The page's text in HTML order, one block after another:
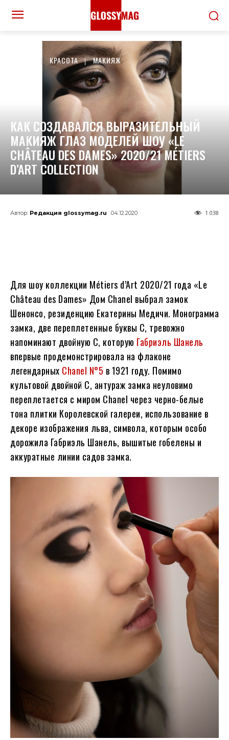
КРАСОТА МАКИЯЖ
КАК СОЗДАВАЛСЯ ВЫРАЗИТЕЛЬНЫЙ
МАКИЯЖ ГЛАЗ МОДЕЛЕЙ ШОУ «LE
CHÂTEAU DES DAMES» 2020/21 MÉTIERS
D’ART COLLECTION
Автор: Редакция glossymag.ru 04.12.2020 1 038
Для шоу коллекции Métiers d’Art 2020/21 года «Le
Château des Dames» Дом Chanel выбрал замок
Шенонсо, резиденцию Екатерины Медичи. Монограмма
замка, две переплетенные буквы С, тревожно
напоминают двойную С, которую Габриэль Шанель
впервые продемонстрировала на флаконе
легендарных Chanel N°5 в 1921 году. Помимо
культовой двойной C, антураж замка неуловимо
переплетается с миром Chanel через черно-белые
тона плитки Королевской галереи, использование в
декоре изображения льва, символа, которым особо
дорожила Габриэль Шанель, вышитые гобелены и
аккуратные линии садов замка.